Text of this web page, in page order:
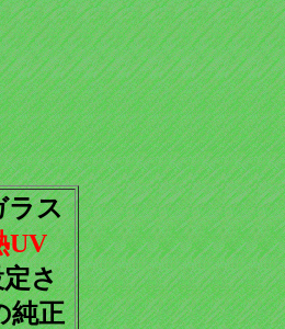
ラス
UV
さ
純正